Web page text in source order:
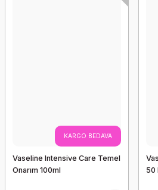
KARGO BEDAVA
Vaseline Intensive Care Temel
Onarım 100ml
50